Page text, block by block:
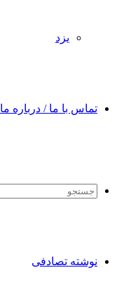
یزد
تماس با ما / درباره ما
نوشته تصادفی